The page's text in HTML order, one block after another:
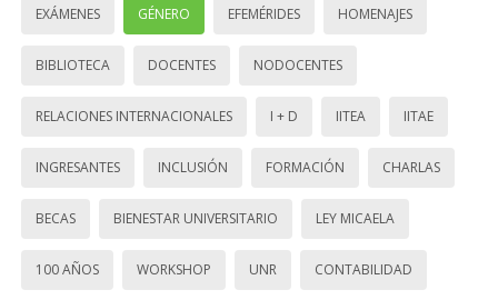
EXÁMENES GÉNERO EFEMÉRIDES HOMENAJES
BIBLIOTECA DOCENTES NODOCENTES
RELACIONES INTERNACIONALES I + D IITEA IITAE
INGRESANTES INCLUSIÓN FORMACIÓN CHARLAS
BECAS BIENESTAR UNIVERSITARIO LEY MICAELA
100 AÑOS WORKSHOP UNR CONTABILIDAD